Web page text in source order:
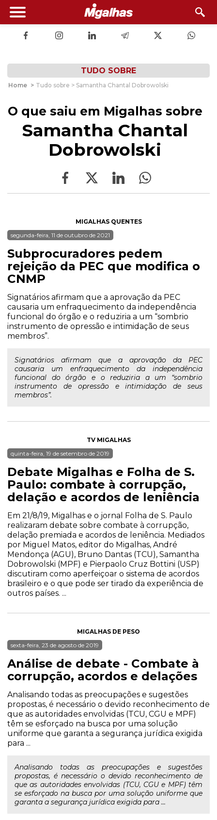
TUDO SOBRE
Home > Tudo sobre > Samantha Chantal Dobrowolski
O que saiu em Migalhas sobre
Samantha Chantal
Dobrowolski
MIGALHAS QUENTES
segunda-feira, 11 de outubro de 2021
Subprocuradores pedem
rejeição da PEC que modifica o
CNMP
Signatários afirmam que a aprovação da PEC
causaria um enfraquecimento da independência
funcional do órgão e o reduziria a um “sombrio
instrumento de opressão e intimidação de seus
membros”.
Signatários afirmam que a aprovação da PEC
causaria um enfraquecimento da independência
funcional do órgão e o reduziria a um “sombrio
instrumento de opressão e intimidação de seus
membros”.
TV MIGALHAS
quinta-feira, 19 de setembro de 2019
Debate Migalhas e Folha de S.
Paulo: combate à corrupção,
delação e acordos de leniência
Em 21/8/19, Migalhas e o jornal Folha de S. Paulo
realizaram debate sobre combate à corrupção,
delação premiada e acordos de leniência. Mediados
por Miguel Matos, editor do Migalhas, André
Mendonça (AGU), Bruno Dantas (TCU), Samantha
Dobrowolski (MPF) e Pierpaolo Cruz Bottini (USP)
discutiram como aperfeiçoar o sistema de acordos
brasileiro e o que pode ser tirado da experiência de
outros países. ...
MIGALHAS DE PESO
sexta-feira, 23 de agosto de 2019
Análise de debate - Combate à
corrupção, acordos e delações
Analisando todas as preocupações e sugestões
propostas, é necessário o devido reconhecimento de
que as autoridades envolvidas (TCU, CGU e MPF)
têm se esforçado na busca por uma solução
uniforme que garanta a segurança jurídica exigida
para ...
Analisando todas as preocupações e sugestões
propostas, é necessário o devido reconhecimento de
que as autoridades envolvidas (TCU, CGU e MPF) têm
se esforçado na busca por uma solução uniforme que
garanta a segurança jurídica exigida para ...